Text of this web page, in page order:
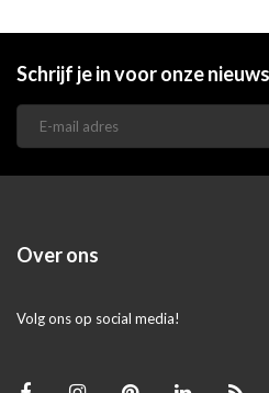
Schrijf je in voor onze
Over ons
Volg ons op social media!